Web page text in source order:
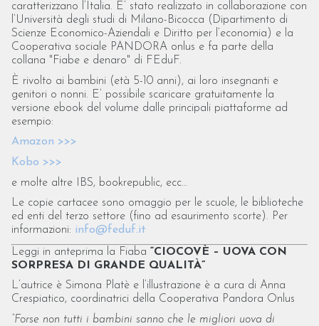
caratterizzano l’Italia. E’ stato realizzato in collaborazione con
l’Università degli studi di Milano-Bicocca (Dipartimento di
Scienze Economico-Aziendali e Diritto per l’economia) e la
Cooperativa sociale PANDORA onlus e fa parte della
collana "Fiabe e denaro" di FEduF.
È rivolto ai bambini (età 5-10 anni), ai loro insegnanti e
genitori o nonni. E’ possibile scaricare gratuitamente la
versione ebook del volume dalle principali piattaforme ad
esempio:
Amazon >>>
Kobo >>>
e molte altre IBS, bookrepublic, ecc…
Le copie cartacee sono omaggio per le scuole, le biblioteche
ed enti del terzo settore (fino ad esaurimento scorte). Per
informazioni: info@feduf.it
Leggi in anteprima la Fiaba “CIOCOVÈ – UOVA CON
SORPRESA DI GRANDE QUALITÀ”
L’autrice è Simona Platè e l’illustrazione è a cura di Anna
Crespiatico, coordinatrici della Cooperativa Pandora Onlus
“Forse non tutti i bambini sanno che le migliori uova di